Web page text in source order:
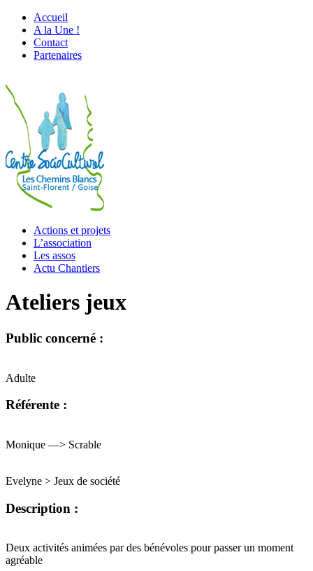
Accueil
A la Une !
Contact
Partenaires
Actions et projets
L’association
Les assos
Actu Chantiers
Ateliers jeux
Public concerné :
Adulte
Référente :
Monique —> Scrable
Evelyne > Jeux de société
Description :
Deux activités animées par des bénévoles pour passer un moment
agréable